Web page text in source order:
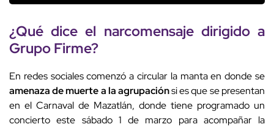
¿Qué dice el narcomensaje dirigido a
Grupo Firme?
En redes sociales comenzó a circular la manta en donde se
amenaza de muerte a la agrupaciónsi es que se presentan
en el Carnaval de Mazatlán, donde tiene programado un
concierto este sábado 1 de marzo para acompañar la